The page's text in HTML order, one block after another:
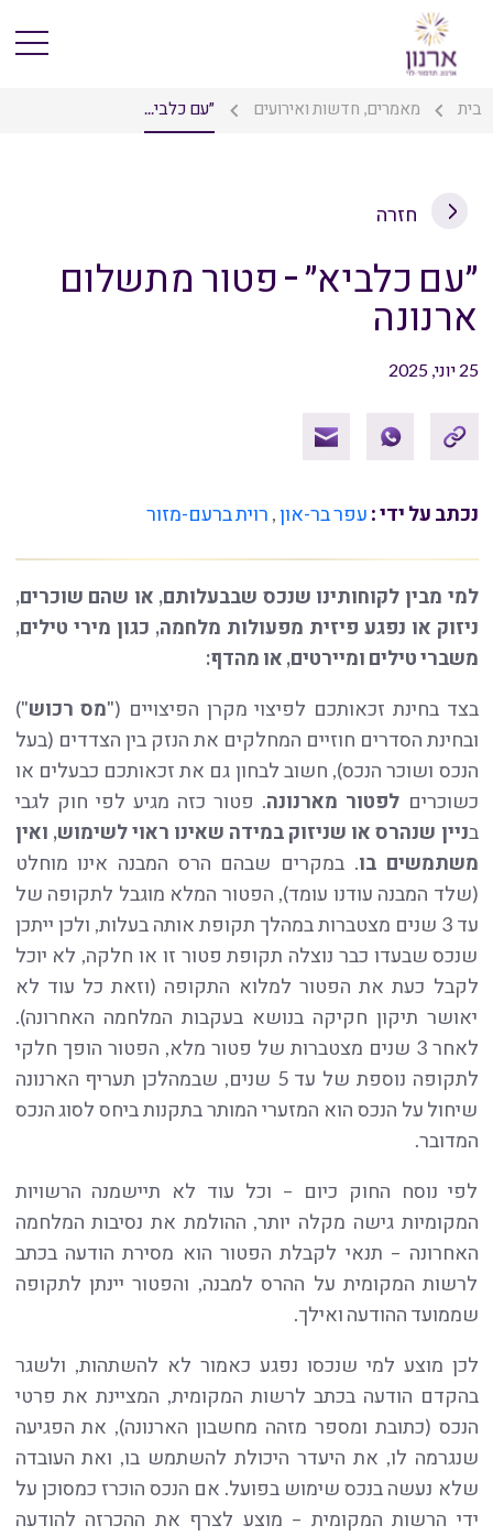
בית מאמרים, חדשות ואירועים ״עם כלבי...
חזרה
״עם כלביא״ – פטור מתשלום
ארנונה
25 יוני, 2025
נכתב על ידי : עפר בר-און, רוית ברעם-מזור
למי מבין לקוחותינו שנכס שבבעלותם, או שהם שוכרים,
ניזוק או נפגע פיזית מפעולות מלחמה, כגון מירי טילים,
משברי טילים ומיירטים, או מהדף:
בצד בחינת זכאותכם לפיצוי מקרן הפיצויים ("מס רכוש")
ובחינת הסדרים חוזיים המחלקים את הנזק בין הצדדים (בעל
הנכס ושוכר הנכס), חשוב לבחון גם את זכאותכם כבעלים או
כשוכרים לפטור מארנונה. פטור כזה מגיע לפי חוק לגבי
בניין שנהרס או שניזוק במידה שאינו ראוי לשימוש, ואין
משתמשים בו. במקרים שבהם הרס המבנה אינו מוחלט
(שלד המבנה עודנו עומד), הפטור המלא מוגבל לתקופה של
עד 3 שנים מצטברות במהלך תקופת אותה בעלות, ולכן ייתכן
שנכס שבעדו כבר נוצלה תקופת פטור זו או חלקה, לא יוכל
לקבל כעת את הפטור למלוא התקופה (וזאת כל עוד לא
יאושר תיקון חקיקה בנושא בעקבות המלחמה האחרונה).
לאחר 3 שנים מצטברות של פטור מלא, הפטור הופך חלקי
לתקופה נוספת של עד 5 שנים, שבמהלכן תעריף הארנונה
שיחול על הנכס הוא המזערי המותר בתקנות ביחס לסוג הנכס
המדובר.
לפי נוסח החוק כיום – וכל עוד לא תיישמנה הרשויות
המקומיות גישה מקלה יותר, ההולמת את נסיבות המלחמה
האחרונה – תנאי לקבלת הפטור הוא מסירת הודעה בכתב
לרשות המקומית על ההרס למבנה, והפטור יינתן לתקופה
שממועד ההודעה ואילך.
לכן מוצע למי שנכסו נפגע כאמור לא להשתהות, ולשגר
בהקדם הודעה בכתב לרשות המקומית, המציינת את פרטי
הנכס (כתובת ומספר מזהה מחשבון הארנונה), את הפגיעה
שנגרמה לו, את היעדר היכולת להשתמש בו, ואת העובדה
שלא נעשה בנכס שימוש בפועל. אם הנכס הוכרז כמסוכן על
ידי הרשות המקומית – מוצע לצרף את ההכרזה להודעה